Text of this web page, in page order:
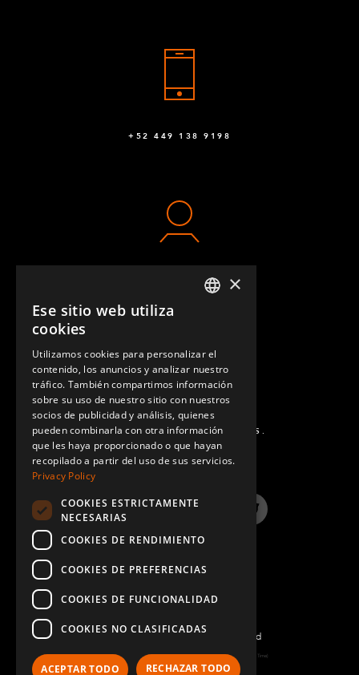
+52 449 138 9198
CONTACTO
PREGUNTAS MÁS FRECUENTES.
LinkedIn InstagramTwitter
©2022 FlexQube – All rights reserved
Page generated: Fri Aug 07 2026 12:12:38 GMT+0000 (Coordinated Universal Time)
×
Ese sitio web utiliza
cookies
Utilizamos cookies para personalizar el
contenido, los anuncios y analizar nuestro
tráfico. También compartimos información
sobre su uso de nuestro sitio con nuestros
socios de publicidad y análisis, quienes
pueden combinarla con otra información
que les haya proporcionado o que hayan
recopilado a partir del uso de sus servicios.
Privacy Policy
COOKIES ESTRICTAMENTE
NECESARIAS
COOKIES DE RENDIMIENTO
COOKIES DE PREFERENCIAS
COOKIES DE FUNCIONALIDAD
COOKIES NO CLASIFICADAS
ACEPTAR TODO RECHAZAR TODO